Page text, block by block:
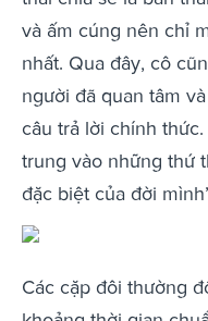
và ấm cúng nên chỉ
nhất. Qua đây, cô
người đã quan tâm
câu trả lời chính
trung vào những thứ
đặc biệt của đời
Các cặp đôi thường